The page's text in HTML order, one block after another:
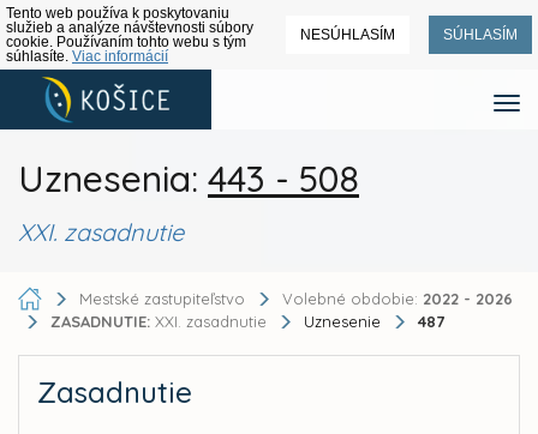
Tento web používa k poskytovaniu
služieb a analýze návštevnosti súbory
cookie. Používaním tohto webu s tým
súhlasíte. Viac informácií
NESÚHLASÍM SÚHLASÍM
Uznesenia: 443 - 508
XXI. zasadnutie
Mestské zastupiteľstvo Volebné obdobie: 2022 - 2026
ZASADNUTIE: XXI. zasadnutie Uznesenie 487
Zasadnutie